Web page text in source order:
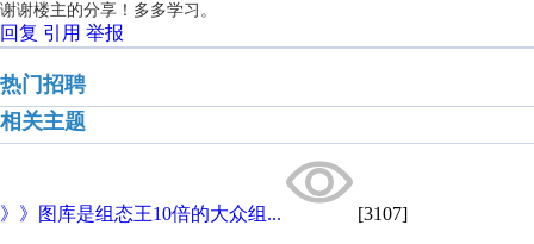
谢谢楼主的分享！多多学习。
回复 引用 举报
热门招聘
相关主题
》》图库是组态王10倍的大众组... [3107]